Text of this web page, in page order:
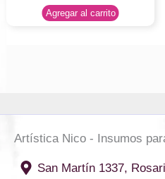
Agregar al carrito
Artística Nico - Insumos
San Martín 1337,